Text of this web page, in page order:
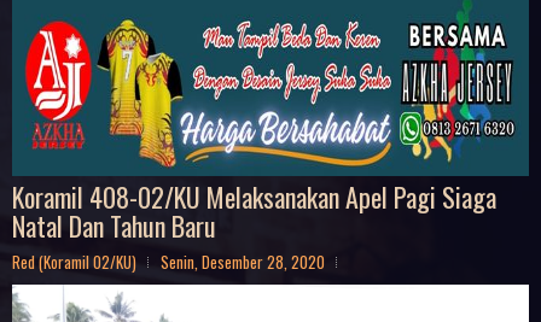
Koramil 408-02/KU Melaksanakan Apel Pagi Siaga
Natal Dan Tahun Baru
Red (Koramil 02/KU) Senin, Desember 28, 2020